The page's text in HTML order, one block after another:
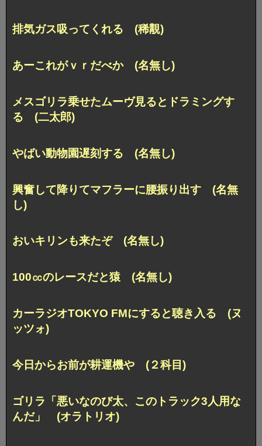
排気ガス吸ってくれる (稀覯)
あーこれがｖｒだべか (名無し)
メスゴリラ乗せたムーヴ見るとドラミングす
る (二太郎)
やばい動物園遅刻する (名無し)
興奮して降りてマフラーに腰振り出す (名無
し)
おいキリンも来たぞ (名無し)
100㏄のレースだと猿 (名無し)
カーラジオTOKYO FMにすると聴き入る (ヌ
ッツォ)
今日からお前が耕運機や (２科目)
ゴリラ「悪いなのび太、このトラック3人用な
んだ」 (オラトリオ)